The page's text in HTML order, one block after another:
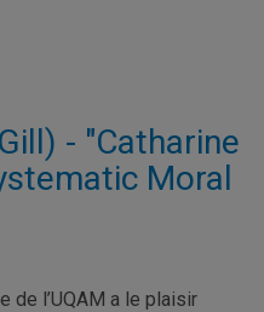
- "Catharine
Moral
de l’UQAM a le plaisir